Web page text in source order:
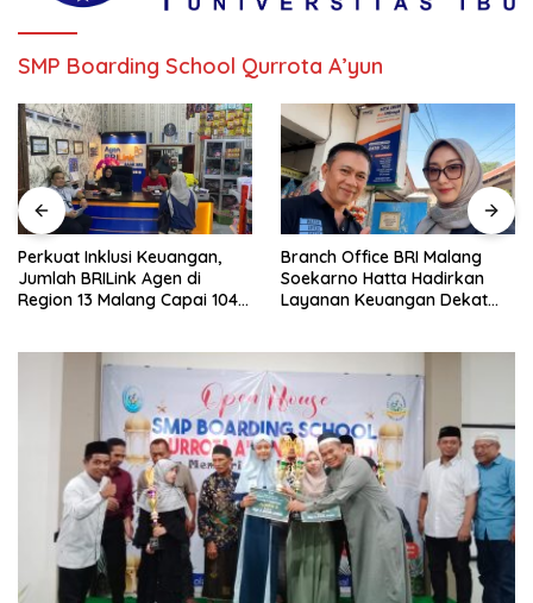
SMP Boarding School Qurrota A’yun
Perkuat Inklusi Keuangan,
Jumlah BRILink Agen di
Region 13 Malang Capai 104
Branch Office BRI Malang
Soekarno Hatta Hadirkan
Layanan Keuangan Dekat